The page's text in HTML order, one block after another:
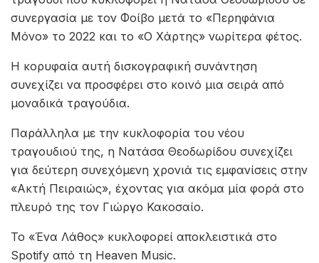
συνεργασία με τον Φοίβο μετά το «Περηφάνια
Μόνο» το 2022 και το «Ο Χάρτης» νωρίτερα φέτος.
Η κορυφαία αυτή δισκογραφική συνάντηση
συνεχίζει να προσφέρει στο κοινό μια σειρά από
μοναδικά τραγούδια.
Παράλληλα με την κυκλοφορία του νέου
τραγουδιού της, η Νατάσα Θεοδωρίδου συνεχίζει
για δεύτερη συνεχόμενη χρονιά τις εμφανίσεις στην
«Ακτή Πειραιώς», έχοντας για ακόμα μία φορά στο
πλευρό της τον Γιώργο Κακοσαίο.
Το «Ένα Λάθος» κυκλοφορεί αποκλειστικά στο
Spotify από τη Heaven Music.